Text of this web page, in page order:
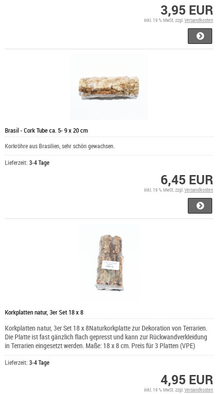
3,95 EUR
inkl. 19 % MwSt. zzgl. Versandkosten
Brasil - Cork Tube ca. 5- 9 x 20 cm
Korkröhre aus Brasilien, sehr schön gewachsen.
Lieferzeit: 3-4 Tage
6,45 EUR
inkl. 19 % MwSt. zzgl.Versandkosten
Korkplatten natur, 3er Set 18 x 8
Korkplatten natur, 3er Set 18 x 8Naturkorkplatte zur Dekoration von Terrarien.
Die Platte ist fast gänzlich flach gepresst und kann zur Rückwandverkleidung
in Terrarien eingesetzt werden. Maße: 18 x 8 cm. Preis für 3 Platten (VPE)
Lieferzeit: 3-4 Tage
4,95 EUR
inkl. 19 % MwSt. zzgl.Versandkosten